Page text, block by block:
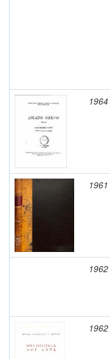
1964
1961
1962
1962